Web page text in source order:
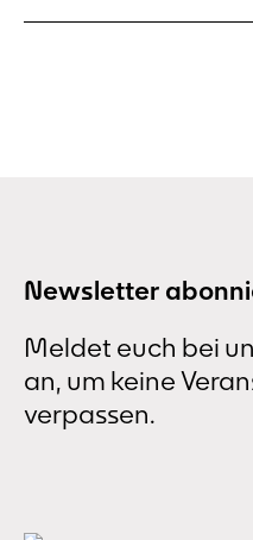
Newsletter
Meldet euch bei
an, um keine
verpassen.